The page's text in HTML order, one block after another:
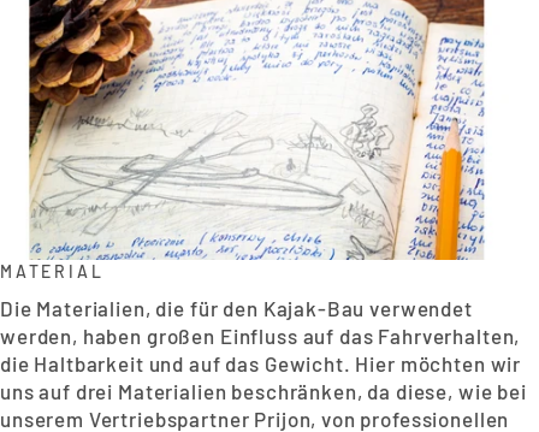
MATERIAL
Die Materialien, die für den Kajak-Bau verwendet
werden, haben großen Einfluss auf das Fahrverhalten,
die Haltbarkeit und auf das Gewicht. Hier möchten wir
uns auf drei Materialien beschränken, da diese, wie bei
unserem Vertriebspartner Prijon, von professionellen